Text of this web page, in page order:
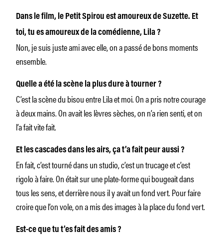
Dans le film, le Petit Spirou est amoureux de Suzette. Et
toi, tu es amoureux de la comédienne, Lila ?
Non, je suis juste ami avec elle, on a passé de bons moments
ensemble.
Quelle a été la scène la plus dure à tourner ?
C’est la scène du bisou entre Lila et moi. On a pris notre courage
à deux mains. On avait les lèvres sèches, on n’a rien senti, et on
l’a fait vite fait.
Et les cascades dans les airs, ça t’a fait peur aussi ?
En fait, c’est tourné dans un studio, c’est un trucage et c’est
rigolo à faire. On était sur une plate-forme qui bougeait dans
tous les sens, et derrière nous il y avait un fond vert. Pour faire
croire que l’on vole, on a mis des images à la place du fond vert.
Est-ce que tu t’es fait des amis ?